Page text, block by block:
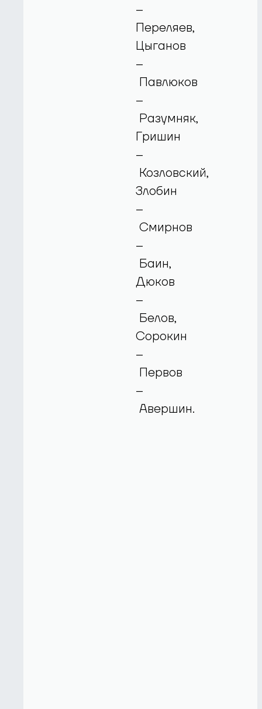
–
Переляев,
Цыганов
–
Павлюков
–
Разумняк,
Гришин
–
Козловский,
Злобин
–
Смирнов
–
Баин,
Дюков
–
Белов,
Сорокин
–
Первов
–
Авершин.